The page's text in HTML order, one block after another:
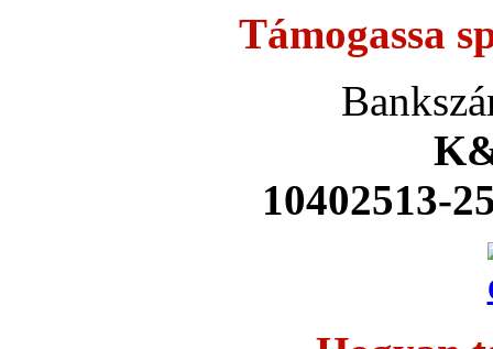
Támogassa
10402513-